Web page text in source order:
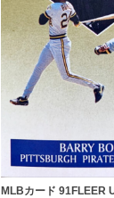
MLBカード 91FLEER